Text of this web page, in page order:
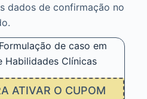
dados de confirmação no
de caso em
Habilidades Clínicas
ATIVAR O CUPOM